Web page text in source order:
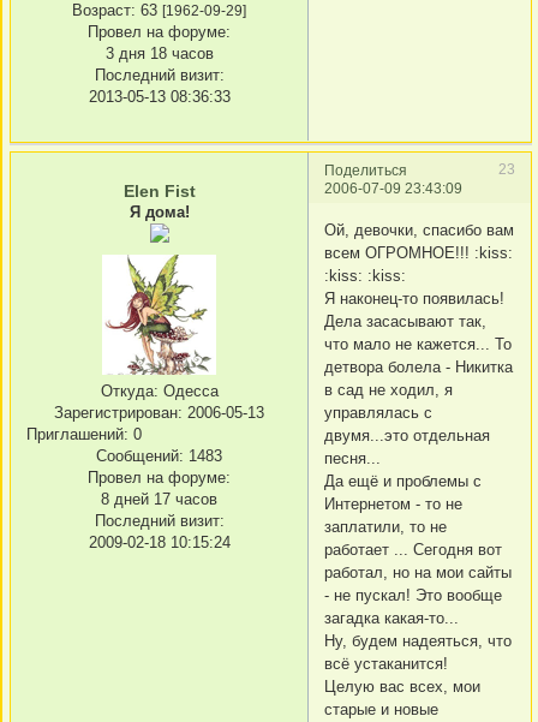
Возраст: 63 [1962-09-29]
Провел на форуме:
3 дня 18 часов
Последний визит:
2013-05-13 08:36:33
Поделиться
23
2006-07-09 23:43:09
Elen Fist
Я дома!
Откуда: Одесса
Зарегистрирован: 2006-05-13
Приглашений: 0
Сообщений: 1483
Провел на форуме:
8 дней 17 часов
Последний визит:
2009-02-18 10:15:24
Ой, девочки, спасибо вам
всем ОГРОМНОЕ!!! :kiss:
:kiss: :kiss:
Я наконец-то появилась!
Дела засасывают так,
что мало не кажется... То
детвора болела - Никитка
в сад не ходил, я
управлялась с
двумя...это отдельная
песня...
Да ещё и проблемы с
Интернетом - то не
заплатили, то не
работает ... Сегодня вот
работал, но на мои сайты
- не пускал! Это вообще
загадка какая-то...
Ну, будем надеяться, что
всё устаканится!
Целую вас всех, мои
старые и новые